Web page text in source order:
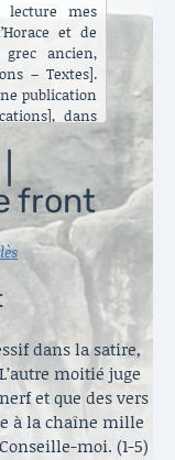
lecture mes
et de
ancien,
– Textes].
publication
dans
vous pouvez
chantier. Le
perspective
La rubrique
y a aussi de
et des
[Archives].
front
dans la satire,
moitié juge
et que des vers
à la chaîne mille
moi. (1-5)